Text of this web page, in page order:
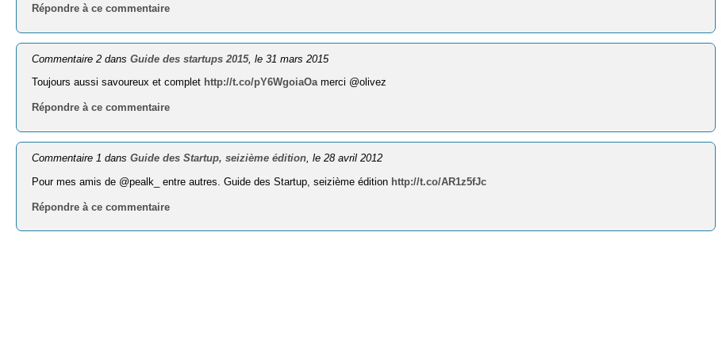
Répondre à ce commentaire
Commentaire 2 dansGuide des startups 2015, le 31 mars 2015
Toujours aussi savoureux et complet http://t.co/pY6WgoiaOamerci @olivez
Répondre à ce commentaire
Commentaire 1 dansGuide des Startup, seizième édition , le 28 avril 2012
Pour mes amis de @pealk_ entre autres. Guide des Startup, seizième édition http://t.co/AR1z5fJc
Répondre à ce commentaire